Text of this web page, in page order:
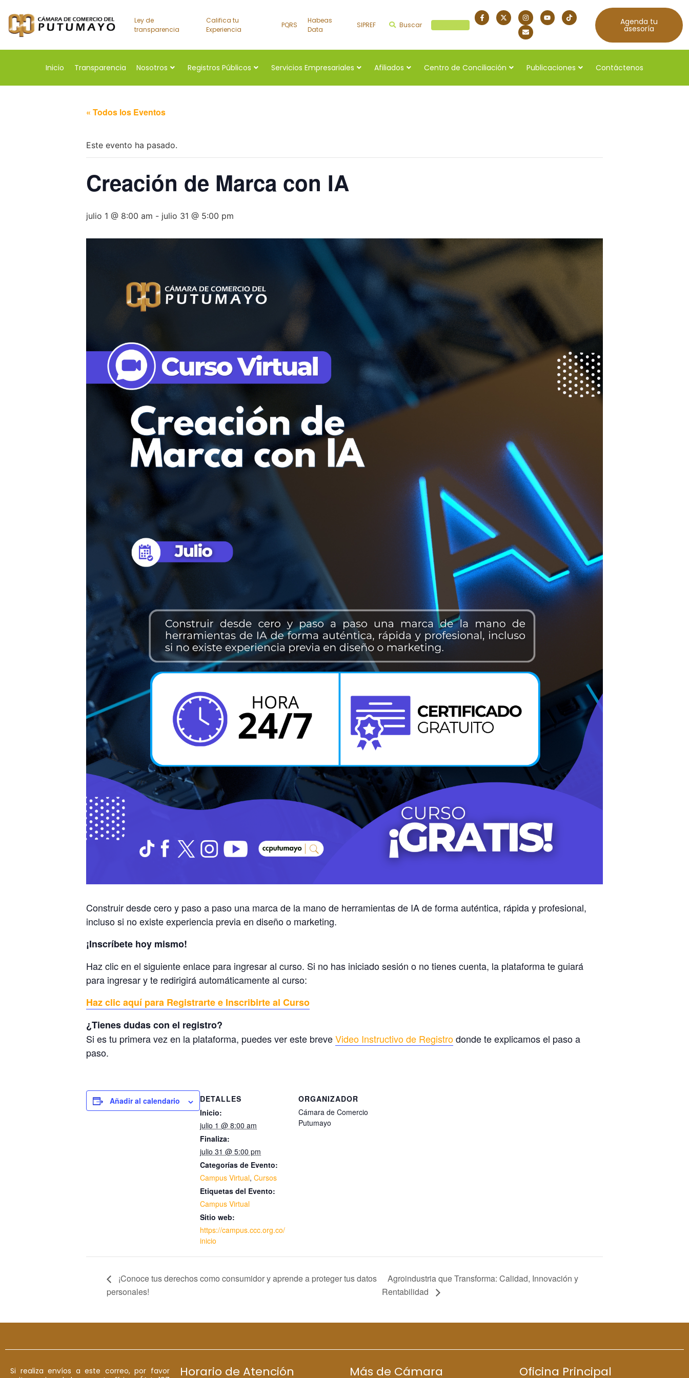
Ley de
transparencia
Califica tu
Experiencia
PQRS
Habeas
Data
SIPREF Buscar Agenda tu
asesoría
Inicio Transparencia Nosotros Registros Públicos Servicios Empresariales Afiliados Centro de Conciliación Publicaciones Contáctenos
« Todos los Eventos
Este evento ha pasado.
Creación de Marca con IA
julio 1 @ 8:00 am - julio 31 @ 5:00 pm
Construir desde cero y paso a paso una marca de la mano de herramientas de IA de forma auténtica, rápida y profesional,
incluso si no existe experiencia previa en diseño o marketing.
¡Inscríbete hoy mismo!
Haz clic en el siguiente enlace para ingresar al curso. Si no has iniciado sesión o no tienes cuenta, la plataforma te guiará
para ingresar y te redirigirá automáticamente al curso:
Haz clic aquí para Registrarte e Inscribirte al Curso
¿Tienes dudas con el registro?
Si es tu primera vez en la plataforma, puedes ver este breveVideo Instructivo de Registrodonde te explicamos el paso a
paso.
Añadir al calendario
DETALLES
Inicio:
julio 1 @ 8:00 am
Finaliza:
julio 31 @ 5:00 pm
Categorías de Evento:
Campus Virtual, Cursos
Etiquetas del Evento:
Campus Virtual
Sitio web:
https://campus.ccc.org.co/
inicio
ORGANIZADOR
Cámara de Comercio
Putumayo
¡Conoce tus derechos como consumidor y aprende a proteger tus datos
personales!
Agroindustria que Transforma: Calidad, Innovación y
Rentabilidad
Si realiza envíos a este correo, por favor
Horario de Atención Más de Cámara Oficina Principal